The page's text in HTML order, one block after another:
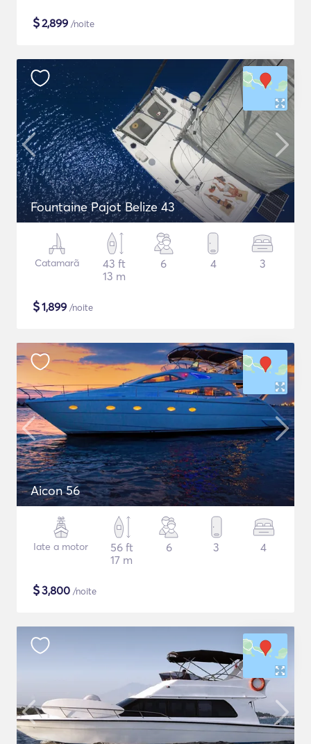
$2,899 /noite
Fountaine Pajot Belize 43
Catamarã
43 ft
13 m
6 4 3
$1,899 /noite
Aicon 56
Iate a motor
56 ft
17 m
6 3 4
$3,800 /noite